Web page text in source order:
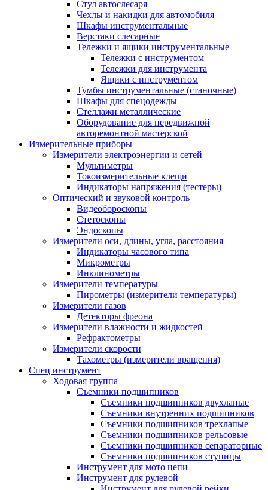
Стул автослесаря
Чехлы и накидки для автомобиля
Шкафы инструментальные
Верстаки слесарные
Тележки и ящики инструментальные
Тележки с инструментом
Тележки для инструмента
Ящики с инструментом
Тумбы инструментальные (станочные)
Шкафы для спецодежды
Стеллажи металлические
Оборудование для передвижной
авторемонтной мастерской
Измерительные приборы
Измерители электроэнергии и сетей
Мультиметры
Токоизмерительные клещи
Индикаторы напряжения (тестеры)
Оптический и звуковой контроль
Видеобороскопы
Стетоскопы
Эндоскопы
Измерители оси, длины, угла, расстояния
Индикаторы часового типа
Микрометры
Инклинометры
Измерители температуры
Пирометры (измерители температуры)
Измерители газов
Детекторы фреона
Измерители влажности и жидкостей
Рефрактометры
Измерители скорости
Тахометры (измерители вращения)
Спец инструмент
Ходовая группа
Съемники подшипников
Съемники подшипников двухлапые
Съемники внутренних подшипников
Съемники подшипников трехлапые
Съемники подшипников рельсовые
Съемники подшипников сепараторные
Съемники подшипников ступицы
Инструмент для мото цепи
Инструмент для рулевой